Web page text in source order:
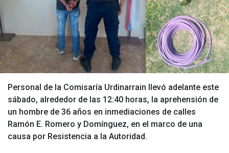
Personal de la Comisaría Urdinarrain llevó adelante este
sábado, alrededor de las 12:40 horas, la aprehensión de
un hombre de 36 años en inmediaciones de calles
Ramón E. Romero y Domínguez, en el marco de una
causa por Resistencia a la Autoridad.